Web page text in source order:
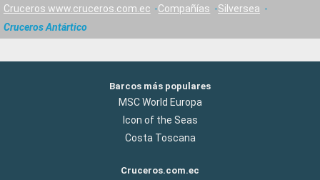
Cruceros www.cruceros.com.ec Compañías
Silversea
Cruceros Antártico
Barcos más populares
MSC World Europa
Icon of the Seas
Costa Toscana
Cruceros.com.ec